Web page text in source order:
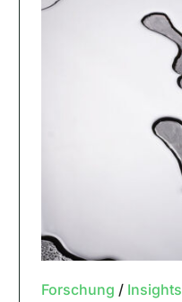
Forschung / Insights